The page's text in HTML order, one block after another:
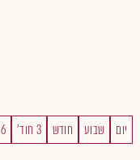
יום שבוע חודש 3 חוד' 6 חוד'